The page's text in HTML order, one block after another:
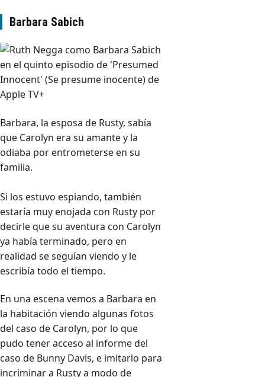
Barbara Sabich
Barbara, la esposa de Rusty, sabía
que Carolyn era su amante y la
odiaba por entrometerse en su
familia.
Si los estuvo espiando, también
estaría muy enojada con Rusty por
decirle que su aventura con Carolyn
ya había terminado, pero en
realidad se seguían viendo y le
escribía todo el tiempo.
En una escena vemos a Barbara en
la habitación viendo algunas fotos
del caso de Carolyn, por lo que
pudo tener acceso al informe del
caso de Bunny Davis, e imitarlo para
incriminar a Rusty a modo de